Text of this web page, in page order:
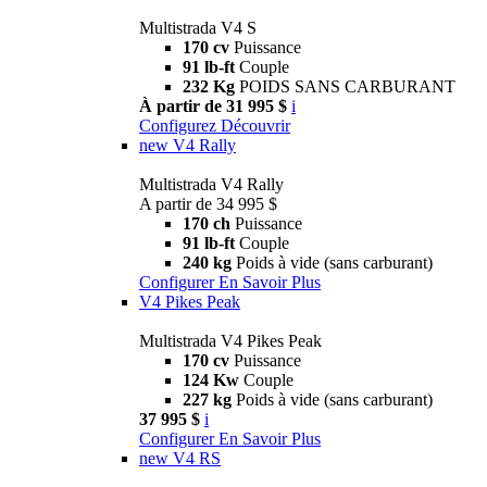
Multistrada V4 S
170 cv Puissance
91 lb-ft Couple
232 Kg POIDS SANS CARBURANT
À partir de 31 995 $ i
Configurez Découvrir
new V4 Rally
Multistrada V4 Rally
A partir de 34 995 $
170 ch Puissance
91 lb-ft Couple
240 kg Poids à vide (sans carburant)
Configurer En Savoir Plus
V4 Pikes Peak
Multistrada V4 Pikes Peak
170 cv Puissance
124 Kw Couple
227 kg Poids à vide (sans carburant)
37 995 $ i
Configurer En Savoir Plus
new V4 RS